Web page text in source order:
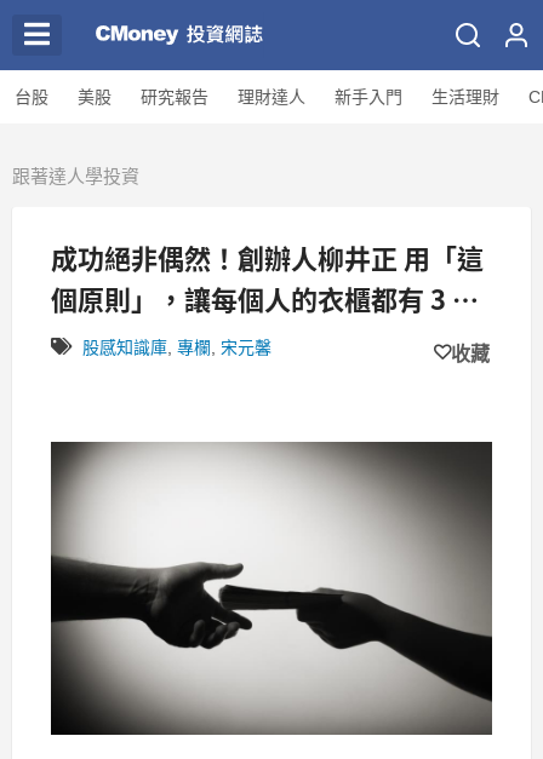
台股 美股 研究報告 理財達人 新手入門 生活理財
跟著達人學投資
成功絕非偶然！創辦人柳井正 用「這
個原則」，讓每個人的衣櫃都有 3 件
Uniqlo！
股感知識庫 專欄 宋元馨 收藏